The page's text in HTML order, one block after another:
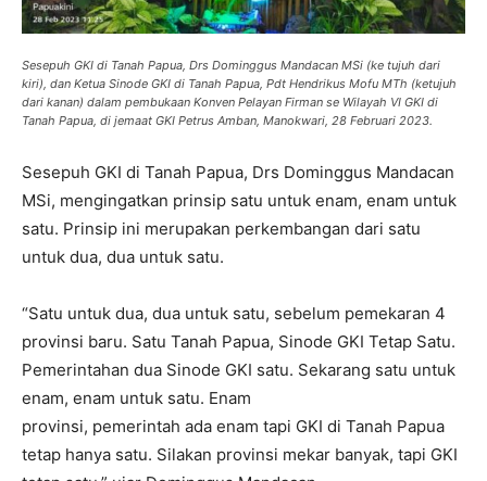
Sesepuh GKI di Tanah Papua, Drs Dominggus Mandacan MSi (ke tujuh dari
kiri), dan Ketua Sinode GKI di Tanah Papua, Pdt Hendrikus Mofu MTh (ketujuh
dari kanan) dalam pembukaan Konven Pelayan Firman se Wilayah VI GKI di
Tanah Papua, di jemaat GKI Petrus Amban, Manokwari, 28 Februari 2023.
Sesepuh GKI di Tanah Papua, Drs Dominggus Mandacan
MSi, mengingatkan prinsip satu untuk enam, enam untuk
satu. Prinsip ini merupakan perkembangan dari satu
untuk dua, dua untuk satu.
“Satu untuk dua, dua untuk satu, sebelum pemekaran 4
provinsi baru. Satu Tanah Papua, Sinode GKI Tetap Satu.
Pemerintahan dua Sinode GKI satu. Sekarang satu untuk
enam, enam untuk satu. Enam
provinsi, pemerintah ada enam tapi GKI di Tanah Papua
tetap hanya satu. Silakan provinsi mekar banyak, tapi GKI